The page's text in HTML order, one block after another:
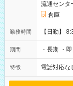
流通センタ
倉庫
勤務時間 【日勤】
期間 ・長期 ・
特徴 電話対応な